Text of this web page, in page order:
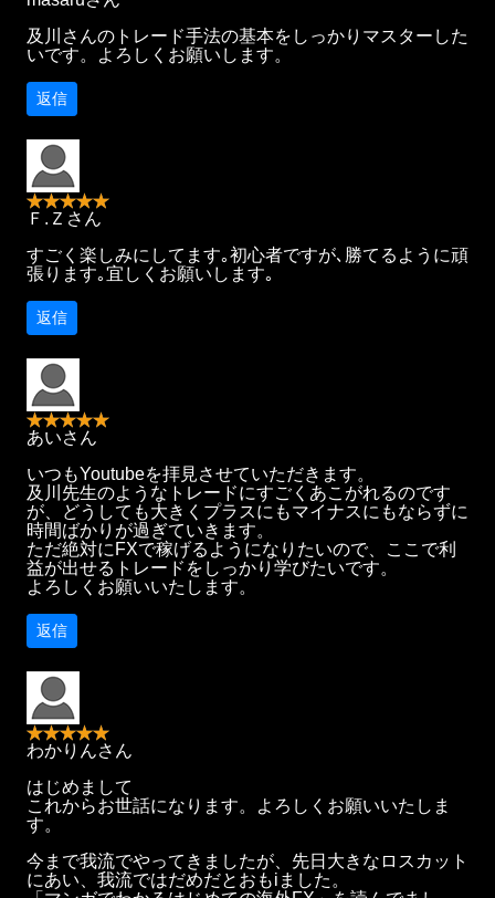
及川さんのトレード手法の基本をしっかりマスターした
いです。よろしくお願いします。
返信
Ｆ.Ｚさん
すごく楽しみにしてます｡初心者ですが､勝てるように頑
張ります｡宜しくお願いします｡
返信
あいさん
いつもYoutubeを拝見させていただきます。
及川先生のようなトレードにすごくあこがれるのです
が、どうしても大きくプラスにもマイナスにもならずに
時間ばかりが過ぎていきます。
ただ絶対にFXで稼げるようになりたいので、ここで利
益が出せるトレードをしっかり学びたいです。
よろしくお願いいたします。
返信
わかりんさん
はじめまして
これからお世話になります。よろしくお願いいたしま
す。
今まで我流でやってきましたが、先日大きなロスカット
にあい、我流ではだめだとおもiました。